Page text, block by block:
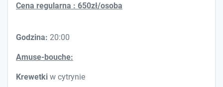
Cena regularna : 650zł/osoba
Godzina: 20:00
Amuse-bouche:
Krewetki w cytrynie